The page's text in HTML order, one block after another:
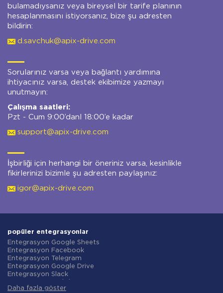
bulamadıysanız veya bireysel bir tarife planının
hesaplanmasını istiyorsanız, bize şu adresten
bildirin:
d.savchuk@apix-drive.com
Sorularınız varsa veya bağlantı yardımına
ihtiyacınız varsa, destek ekibimize yazmayı
unutmayın:
Çalışma saatleri:
Pzt - Cum 9:00’danl 18:00’e kadar
support@apix-drive.com
İşbirliği için herhangi bir öneriniz varsa, kesinlikle
fikirlerinizi bizimle şu adresten paylaşınız:
igor@apix-drive.com
popüler entegrasyonlar
Entegrasyon Google Sheets
Entegrasyon Facebook
Entegrasyon Telegram
Entegrasyon Google Drive
Entegrasyon Slack
Entegrasyon Gmail
Daha fazla göster